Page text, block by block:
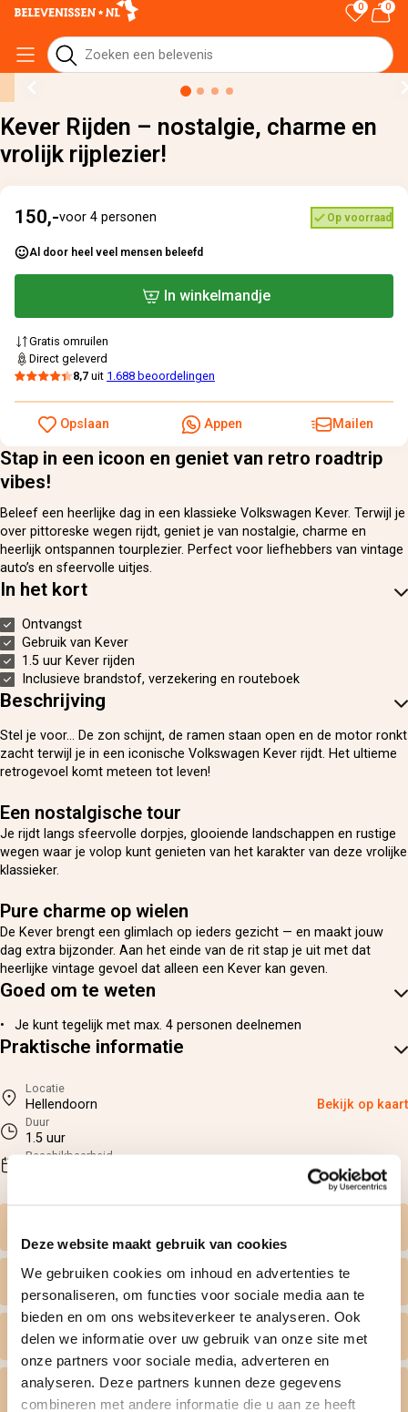
Deze website maakt gebruik van cookies
We gebruiken cookies om inhoud en advertenties te
personaliseren, om functies voor sociale media aan te
bieden en om ons websiteverkeer te analyseren. Ook
delen we informatie over uw gebruik van onze site met
onze partners voor sociale media, adverteren en
analyseren. Deze partners kunnen deze gegevens
combineren met andere informatie die u aan ze heeft
0 0
› Kever Rijden – nostalgie, charme en vrolijk rijplezier!
Kever Rijden – nostalgie, charme en
vrolijk rijplezier!
Stap in een icoon en geniet van retro roadtrip
vibes!
Beleef een heerlijke dag in een klassieke Volkswagen Kever. Terwijl je
over pittoreske wegen rijdt, geniet je van nostalgie, charme en
heerlijk ontspannen tourplezier. Perfect voor liefhebbers van vintage
auto’s en sfeervolle uitjes.
In het kort
Ontvangst
Gebruik van Kever
1.5 uur Kever rijden
Inclusieve brandstof, verzekering en routeboek
Beschrijving
Stel je voor… De zon schijnt, de ramen staan open en de motor ronkt
zacht terwijl je in een iconische Volkswagen Kever rijdt. Het ultieme
retrogevoel komt meteen tot leven!
Een nostalgische tour
Je rijdt langs sfeervolle dorpjes, glooiende landschappen en rustige
wegen waar je volop kunt genieten van het karakter van deze vrolijke
klassieker.
Pure charme op wielen
De Kever brengt een glimlach op ieders gezicht — en maakt jouw
dag extra bijzonder. Aan het einde van de rit stap je uit met dat
heerlijke vintage gevoel dat alleen een Kever kan geven.
Goed om te weten
Je kunt tegelijk met max. 4 personen deelnemen
Praktische informatie
Locatie
Hellendoorn Bekijk op kaart
Duur
1.5 uur
Beschikbaarheid
Wat krijg ik geleverd
Persoonlijk tintje
Gratis omruilen
150,-voor 4 personen Op voorraad
Al door heel veel mensen beleefd
In winkelmandje
Gratis omruilen
Direct geleverd
8,7 uit 1.688 beoordelingen
Opslaan Appen Mailen